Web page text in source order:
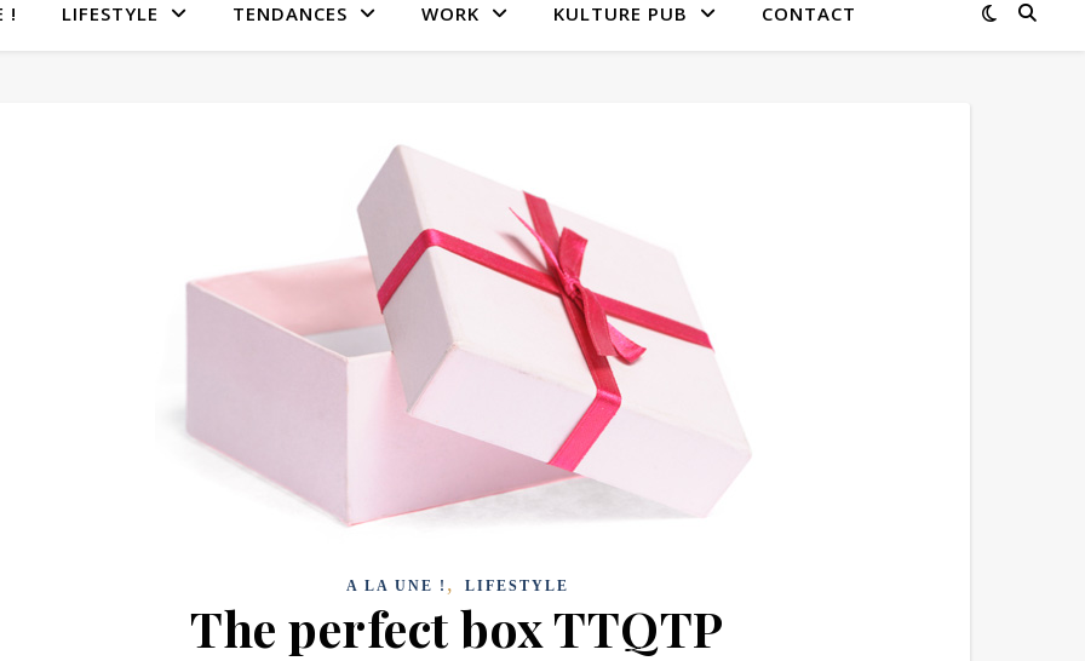
! LIFESTYLE TENDANCES WORK KULTURE PUB CONTACT
A LA UNE ! , LIFESTYLE
The perfect box TTQTP